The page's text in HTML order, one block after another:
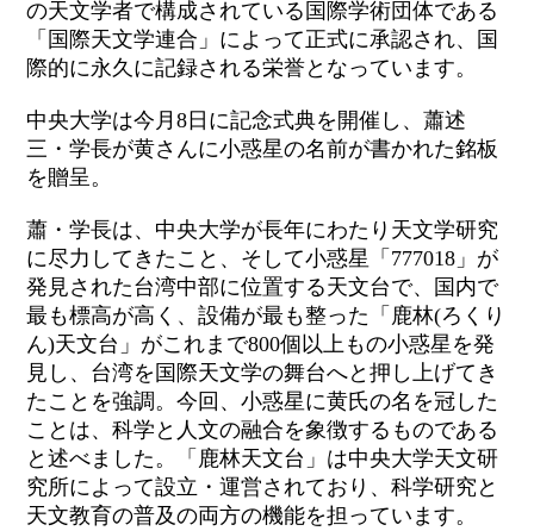
の天文学者で構成されている国際学術団体である
「国際天文学連合」によって正式に承認され、国
際的に永久に記録される栄誉となっています。
中央大学は今月8日に記念式典を開催し、蕭述
三・学長が黄さんに小惑星の名前が書かれた銘板
を贈呈。
蕭・学長は、中央大学が長年にわたり天文学研究
に尽力してきたこと、そして小惑星「777018」が
発見された台湾中部に位置する天文台で、国内で
最も標高が高く、設備が最も整った「鹿林(ろくり
ん)天文台」がこれまで800個以上もの小惑星を発
見し、台湾を国際天文学の舞台へと押し上げてき
たことを強調。今回、小惑星に黄氏の名を冠した
ことは、科学と人文の融合を象徴するものである
と述べました。「鹿林天文台」は中央大学天文研
究所によって設立・運営されており、科学研究と
天文教育の普及の両方の機能を担っています。